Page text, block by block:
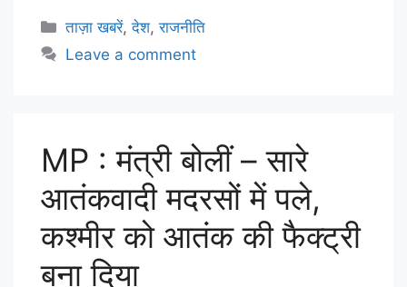
ताज़ा खबरें,देश,राजनीति
Leave a comment
MP : मंत्री बोलीं – सारे
आतंकवादी मदरसों में पले,
कश्मीर को आतंक की फैक्ट्री
बना दिया